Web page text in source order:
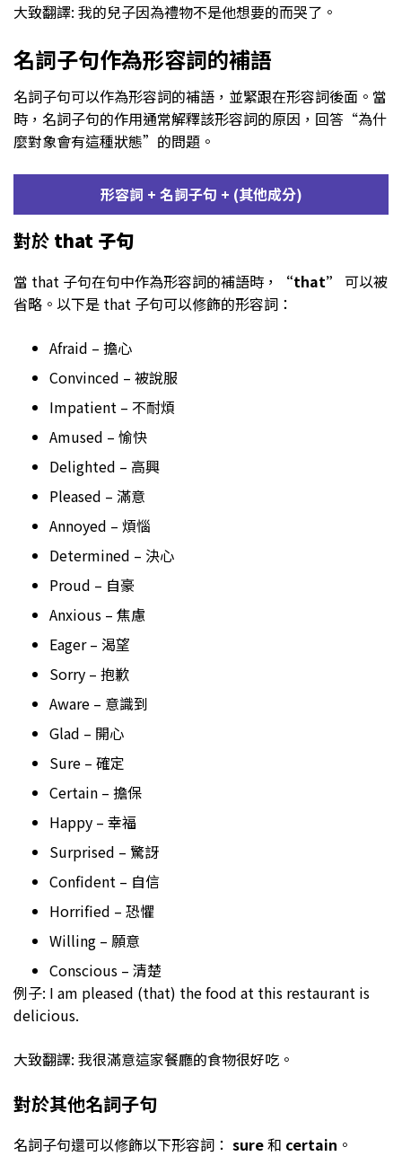
大致翻譯: 我的兒子因為禮物不是他想要的而哭了。
名詞子句作為形容詞的補語
名詞子句可以作為形容詞的補語，並緊跟在形容詞後面。當
時，名詞子句的作用通常解釋該形容詞的原因，回答“為什
麼對象會有這種狀態”的問題。
形容詞 + 名詞子句 + (其他成分)
對於 that 子句
當 that 子句在句中作為形容詞的補語時， “that”
可以被
省略。以下是 that 子句可以修飾的形容詞：
Afraid – 擔心
Convinced – 被說服
Impatient – 不耐煩
Amused – 愉快
Delighted – 高興
Pleased – 滿意
Annoyed – 煩惱
Determined – 決心
Proud – 自豪
Anxious – 焦慮
Eager – 渴望
Sorry – 抱歉
Aware – 意識到
Glad – 開心
Sure – 確定
Certain – 擔保
Happy – 幸福
Surprised – 驚訝
Confident – 自信
Horrified – 恐懼
Willing – 願意
Conscious – 清楚
例子: I am pleased (that) the food at this restaurant is
delicious.
大致翻譯: 我很滿意這家餐廳的食物很好吃。
對於其他名詞子句
名詞子句還可以修飾以下形容詞： sure和 certain 。